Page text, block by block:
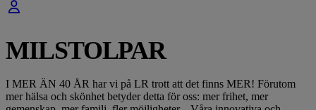
MILSTOLPAR
I MER ÄN 40 ÅR har vi på LR trott att det finns MER! Förutom
mer hälsa och skönhet betyder detta för oss: mer frihet, mer